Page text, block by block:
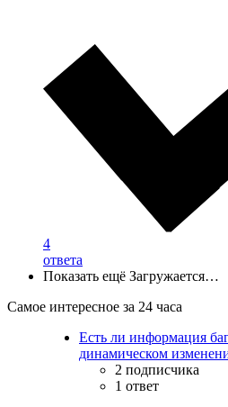
4
ответа
Показать ещё Загружается…
Самое интересное за 24 часа
Есть ли информация
динамическом
2 подписчика
1 ответ